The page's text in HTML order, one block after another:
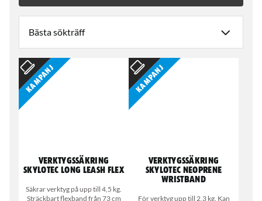
Kampanj
Verktygssäkring
Skylotec Long Leash Flex
Säkrar verktyg på upp till 4,5 kg.
Sträckbart flexband från 73 cm
Kampanj
Verktygssäkring
Skylotec Neoprene
Wristband
För verktyg upp till 2,3 kg. Kan